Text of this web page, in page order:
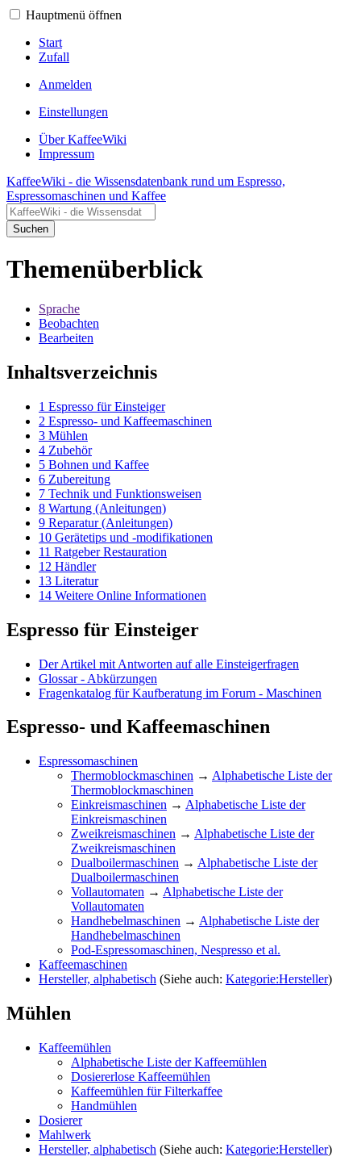
Hauptmenü öffnen
Start
Zufall
Anmelden
Einstellungen
Über KaffeeWiki
Impressum
KaffeeWiki - die Wissensdatenbank rund um Espresso,
Espressomaschinen und Kaffee
Suchen
Themenüberblick
Sprache
Beobachten
Bearbeiten
Inhaltsverzeichnis
1 Espresso für Einsteiger
2 Espresso- und Kaffeemaschinen
3 Mühlen
4 Zubehör
5 Bohnen und Kaffee
6 Zubereitung
7 Technik und Funktionsweisen
8 Wartung (Anleitungen)
9 Reparatur (Anleitungen)
10 Gerätetips und -modifikationen
11 Ratgeber Restauration
12 Händler
13 Literatur
14 Weitere Online Informationen
Espresso für Einsteiger
Der Artikel mit Antworten auf alle Einsteigerfragen
Glossar - Abkürzungen
Fragenkatalog für Kaufberatung im Forum - Maschinen
Espresso- und Kaffeemaschinen
Espressomaschinen
Thermoblockmaschinen → Alphabetische Liste der
Thermoblockmaschinen
Einkreismaschinen → Alphabetische Liste der
Einkreismaschinen
Zweikreismaschinen → Alphabetische Liste der
Zweikreismaschinen
Dualboilermaschinen → Alphabetische Liste der
Dualboilermaschinen
Vollautomaten → Alphabetische Liste der
Vollautomaten
Handhebelmaschinen → Alphabetische Liste der
Handhebelmaschinen
Pod-Espressomaschinen, Nespresso et al.
Kaffeemaschinen
Hersteller, alphabetisch (Siehe auch: Kategorie:Hersteller)
Mühlen
Kaffeemühlen
Alphabetische Liste der Kaffeemühlen
Dosiererlose Kaffeemühlen
Kaffeemühlen für Filterkaffee
Handmühlen
Dosierer
Mahlwerk
Hersteller, alphabetisch (Siehe auch: Kategorie:Hersteller)